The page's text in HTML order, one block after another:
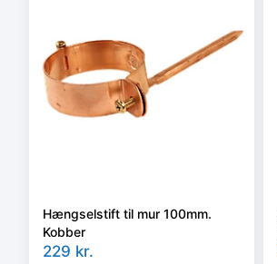
Hængselstift til mur 100mm.
Kobber
229 kr.